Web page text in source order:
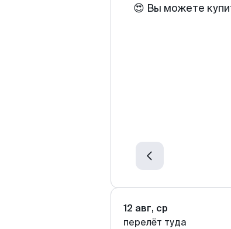
😍 Вы можете
12 авг, ср
перелёт туда